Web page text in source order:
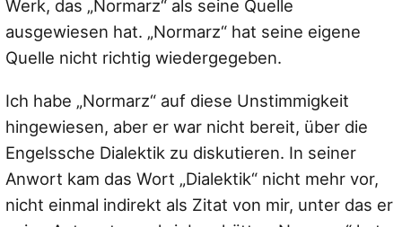
Werk, das „Normarz“ als seine Quelle
ausgewiesen hat. „Normarz“ hat seine eigene
Quelle nicht richtig wiedergegeben.
Ich habe „Normarz“ auf diese Unstimmigkeit
hingewiesen, aber er war nicht bereit, über die
Engelssche Dialektik zu diskutieren. In seiner
Anwort kam das Wort „Dialektik“ nicht mehr vor,
nicht einmal indirekt als Zitat von mir, unter das er